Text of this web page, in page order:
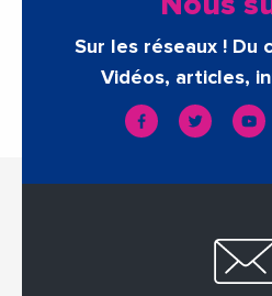
Sur les réseaux ! Du
Vidéos, articles,